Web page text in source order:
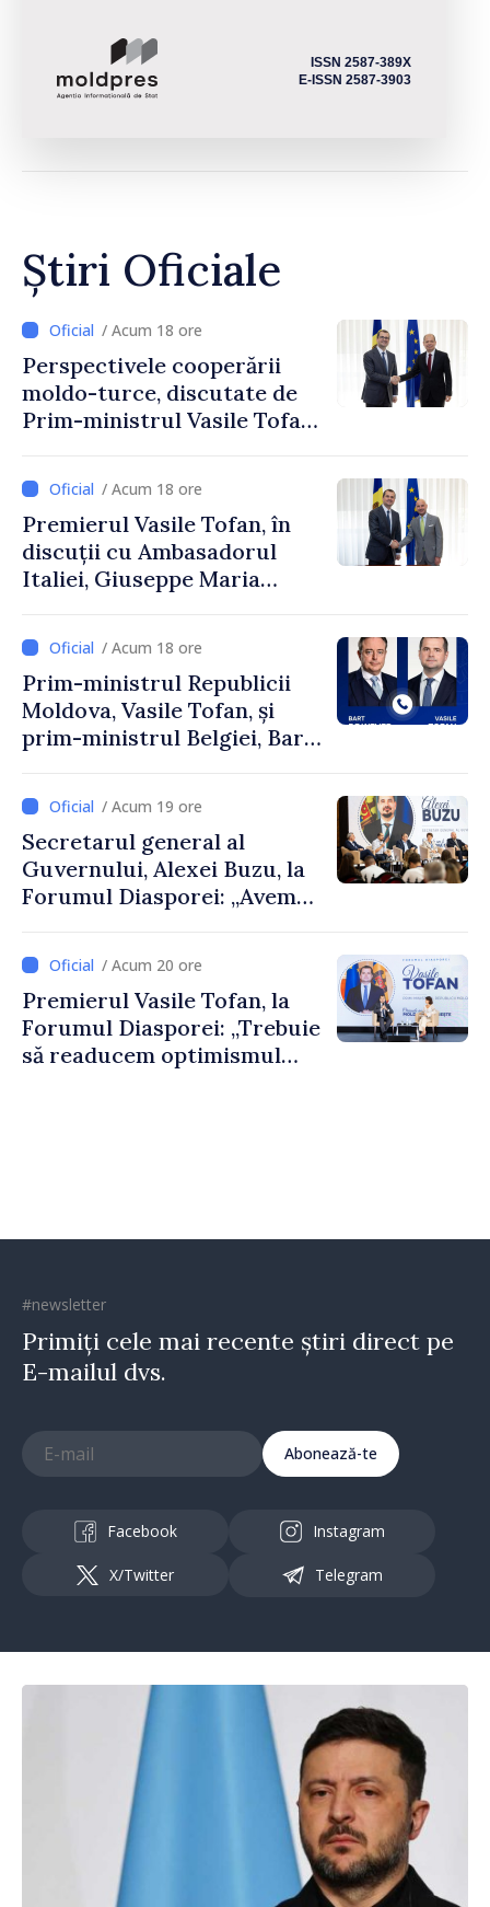
ISSN 2587-389X
E-ISSN 2587-3903
Știri Oficiale
/ Acum 18 ore
Perspectivele cooperării
moldo-turce, discutate de
Prim-ministrul Vasile Tofan
Uygar Mustafa Sertel
/ Acum 18 ore
Premierul Vasile Tofan, în
discuții cu Ambasadorul
Italiei, Giuseppe Maria
/ Acum 18 ore
Prim-ministrul Republicii
Moldova, Vasile Tofan, și
prim-ministrul Belgiei, Bart
despre parcursul european
al Republicii Moldova.
/ Acum 19 ore
Secretarul general al
Guvernului, Alexei Buzu, la
Forumul Diasporei: „Avem
dumneavoastră pentru a
construi comunități mai
puternice”
/ Acum 20 ore
Premierul Vasile Tofan, la
Forumul Diasporei: „Trebuie
să readucem optimismul
#newsletter
Primiți cele mai recente știri direct pe
E-mailul dvs.
Abonează-te
Facebook Instagram
X/Twitter Telegram